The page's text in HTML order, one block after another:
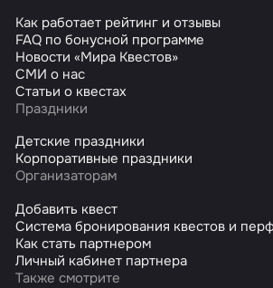
Как работает рейтинг и отзывы
FAQ по бонусной программе
Новости «Мира Квестов»
СМИ о нас
Статьи о квестах
Праздники
Детские праздники
Корпоративные праздники
Организаторам
Добавить квест
Система бронирования квестов и
Как стать партнером
Личный кабинет партнера
Также смотрите